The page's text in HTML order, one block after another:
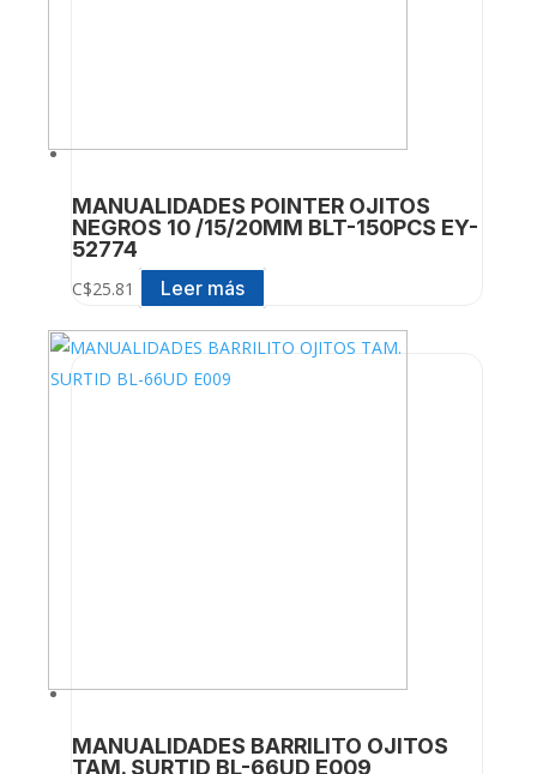
MANUALIDADES POINTER OJITOS
NEGROS 10 /15/20MM BLT-150PCS EY-
52774
C$25.81 Leer más
MANUALIDADES BARRILITO OJITOS
TAM. SURTID BL-66UD E009